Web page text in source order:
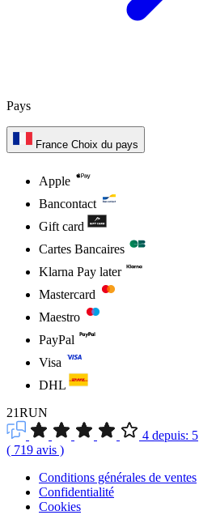
Pays
France Choix du pays
Apple
Bancontact
Gift card
Cartes Bancaires
Klarna Pay later
Mastercard
Maestro
PayPal
Visa
DHL
21RUN
4 depuis: 5
( 719 avis )
Conditions générales de ventes
Confidentialité
Cookies